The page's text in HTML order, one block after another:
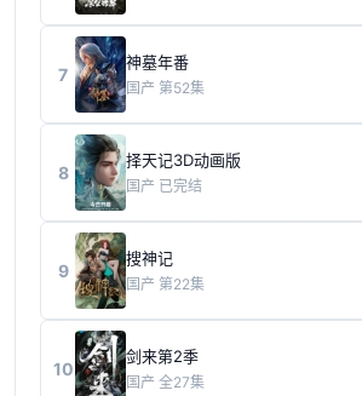
7
神墓年番
国产 第52集
8
择天记3D动画版
国产 已完结
9
搜神记
国产 第22集
10
剑来第2季
国产 全27集